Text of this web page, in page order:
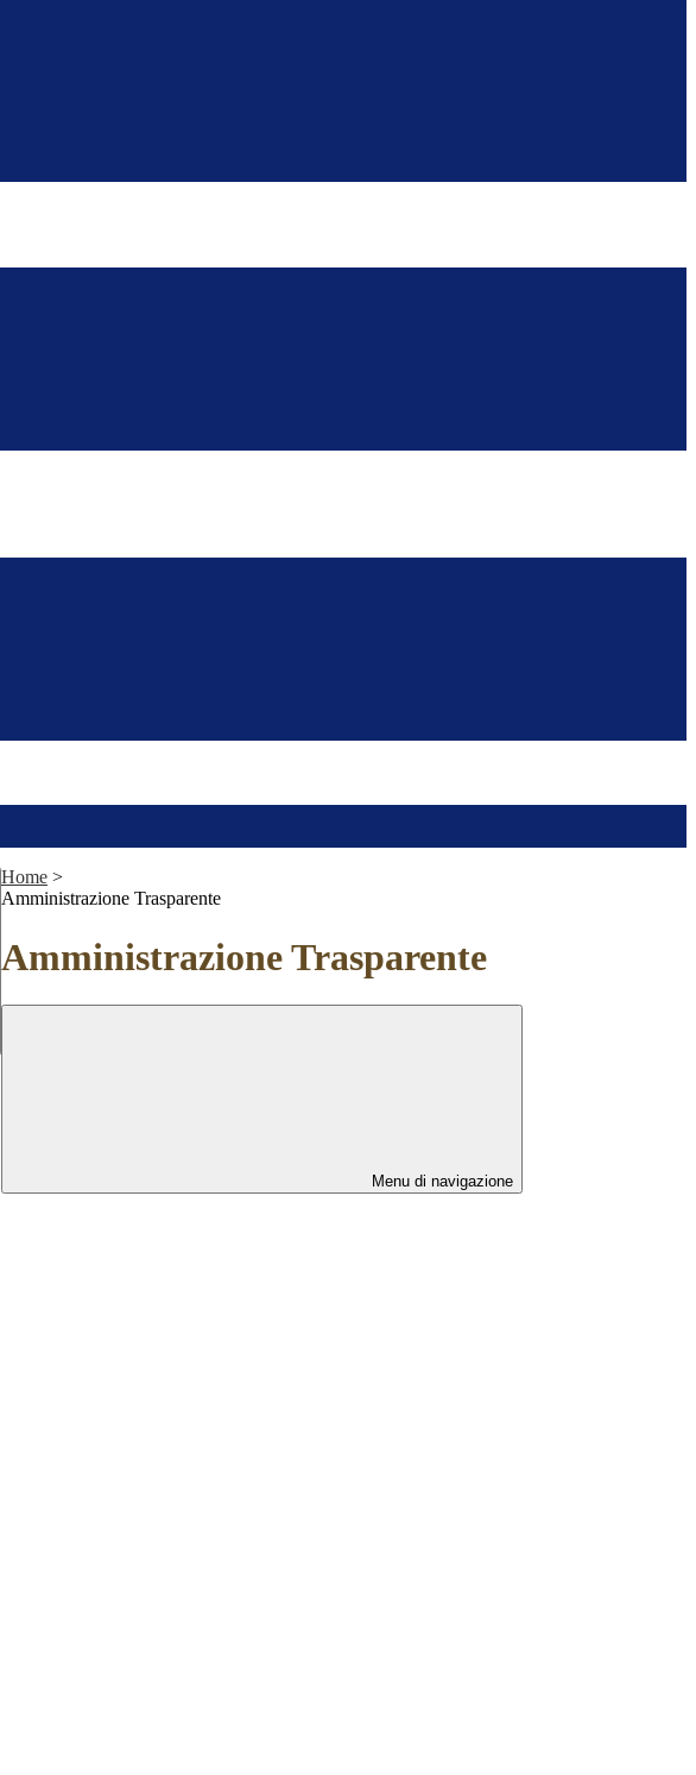
Home >
Amministrazione Trasparente
Amministrazione Trasparente
Menu di navigazione